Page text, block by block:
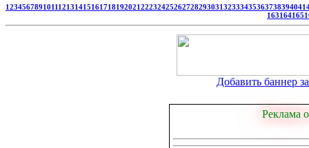
1234567891011121314151617181920212223242526272829303132333435363738394041
163164165
Добавить баннер
Реклама